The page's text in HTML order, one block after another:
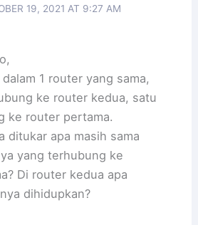
19, 2021 AT 9:27 AM
1 router yang sama,
ke router kedua, satu
ke router pertama.
ditukar apa masih sama
yang terhubung ke
Di router kedua apa
dihidupkan?